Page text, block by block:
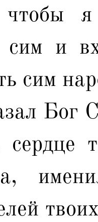
чтобы
сим и
сим
Бог